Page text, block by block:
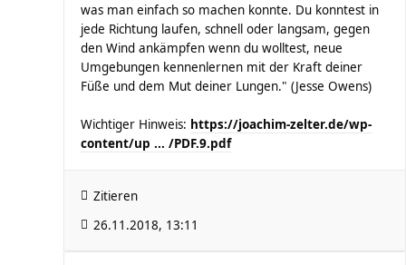
was man einfach so machen konnte. Du konntest in
jede Richtung laufen, schnell oder langsam, gegen
den Wind ankämpfen wenn du wolltest, neue
Umgebungen kennenlernen mit der Kraft deiner
Füße und dem Mut deiner Lungen." (Jesse Owens)
Wichtiger Hinweis: https://joachim-zelter.de/wp-
content/up ... /PDF.9.pdf
Zitieren
26.11.2018, 13:11